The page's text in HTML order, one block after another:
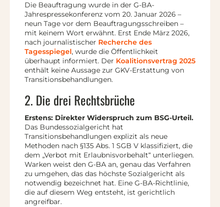
Die Beauftragung wurde in der G-BA-
Jahrespressekonferenz vom 20. Januar 2026 –
neun Tage vor dem Beauftragungsschreiben –
mit keinem Wort erwähnt. Erst Ende März 2026,
nach journalistischer Recherche des
Tagesspiegel, wurde die Öffentlichkeit
überhaupt informiert. Der Koalitionsvertrag 2025
enthält keine Aussage zur GKV-Erstattung von
Transitionsbehandlungen.
2. Die drei Rechtsbrüche
Erstens: Direkter Widerspruch zum BSG-Urteil.
Das Bundessozialgericht hat
Transitionsbehandlungen explizit als neue
Methoden nach §135 Abs. 1 SGB V klassifiziert, die
dem „Verbot mit Erlaubnisvorbehalt“ unterliegen.
Warken weist den G-BA an, genau das Verfahren
zu umgehen, das das höchste Sozialgericht als
notwendig bezeichnet hat. Eine G-BA-Richtlinie,
die auf diesem Weg entsteht, ist gerichtlich
angreifbar.